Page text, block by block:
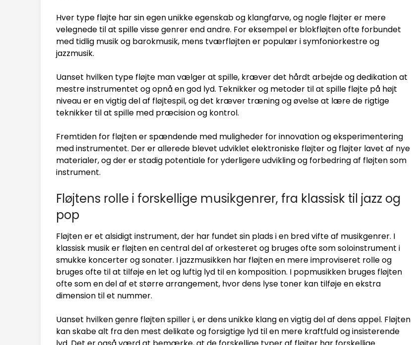
Hver type fløjte har sin egen unikke egenskab og klangfarve, og nogle fløjter er mere
velegnede til at spille visse genrer end andre. For eksempel er blokfløjten ofte forbundet
med tidlig musik og barokmusik, mens tværfløjten er populær i symfoniorkestre og
jazzmusik.
Uanset hvilken type fløjte man vælger at spille, kræver det hårdt arbejde og dedikation at
mestre instrumentet og opnå en god lyd. Teknikker og metoder til at spille fløjte på højt
niveau er en vigtig del af fløjtespil, og det kræver træning og øvelse at lære de rigtige
teknikker til at spille med præcision og kontrol.
Fremtiden for fløjten er spændende med muligheder for innovation og eksperimentering
med instrumentet. Der er allerede blevet udviklet elektroniske fløjter og fløjter lavet af nye
materialer, og der er stadig potentiale for yderligere udvikling og forbedring af fløjten som
instrument.
Fløjtens rolle i forskellige musikgenrer, fra klassisk til jazz og
pop
Fløjten er et alsidigt instrument, der har fundet sin plads i en bred vifte af musikgenrer. I
klassisk musik er fløjten en central del af orkesteret og bruges ofte som soloinstrument i
smukke koncerter og sonater. I jazzmusikken har fløjten en mere improviseret rolle og
bruges ofte til at tilføje en let og luftig lyd til en komposition. I popmusikken bruges fløjten
ofte som en del af et større arrangement, hvor dens lyse toner kan tilføje en ekstra
dimension til et nummer.
Uanset hvilken genre fløjten spiller i, er dens unikke klang en vigtig del af dens appel. Fløjten
kan skabe alt fra den mest delikate og forsigtige lyd til en mere kraftfuld og insisterende